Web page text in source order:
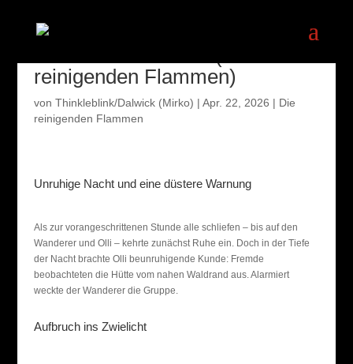
reinigenden Flammen)
von Thinkleblink/Dalwick (Mirko) | Apr. 22, 2026 | Die
reinigenden Flammen
Unruhige Nacht und eine düstere Warnung
Als zur vorangeschrittenen Stunde alle schliefen – bis auf den
Wanderer und Olli – kehrte zunächst Ruhe ein. Doch in der Tiefe
der Nacht brachte Olli beunruhigende Kunde: Fremde
beobachteten die Hütte vom nahen Waldrand aus. Alarmiert
weckte der Wanderer die Gruppe.
Aufbruch ins Zwielicht